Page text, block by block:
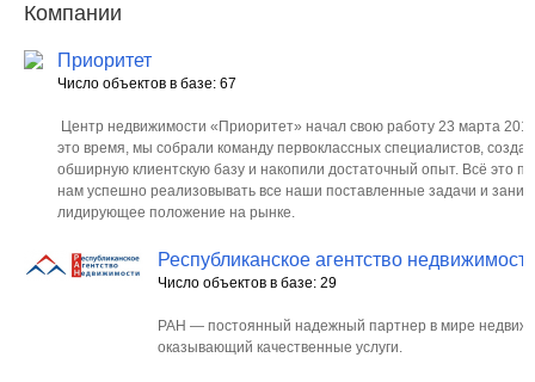
Компании
Приоритет
Число объектов в базе: 67
Центр недвижимости «Приоритет» начал свою работу 23 марта
это время, мы собрали команду первоклассных специалистов,
обширную клиентскую базу и накопили достаточный опыт. Всё это
нам успешно реализовывать все наши поставленные задачи и
лидирующее положение на рынке.
Республиканское агентство
Число объектов в базе: 29
РАН — постоянный надежный партнер в мире
оказывающий качественные услуги.